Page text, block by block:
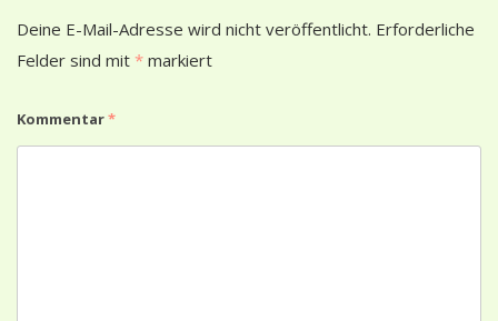
Deine E-Mail-Adresse wird nicht veröffentlicht. Erforderliche
Felder sind mit * markiert
Kommentar*